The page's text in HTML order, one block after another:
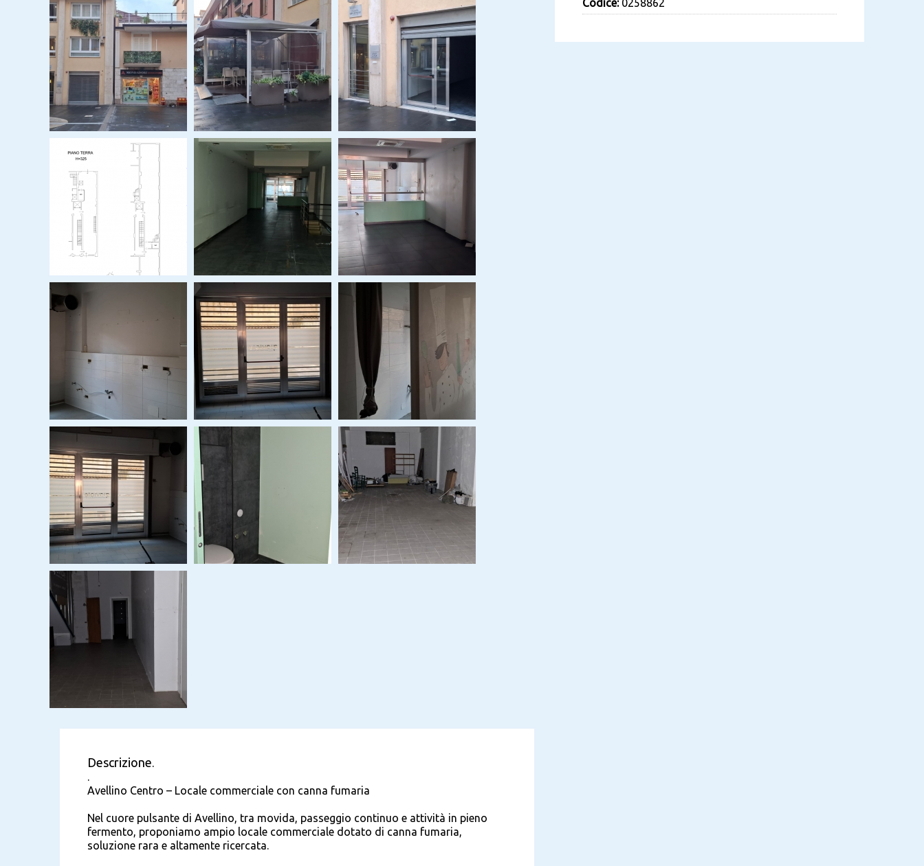
Descrizione.
.
Avellino Centro – Locale commerciale con canna fumaria
Nel cuore pulsante di Avellino, tra movida, passeggio continuo e attività in pieno
fermento, proponiamo ampio locale commerciale dotato di canna fumaria,
soluzione rara e altamente ricercata.
Codice:0258862